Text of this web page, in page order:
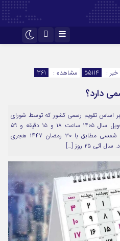
:
55114 مشاهده : 361
بر اساس تقویم رسمی کشور که توسط شورای
فرهنگ عمومی منتشر می‌شود، زمان تحویل سال ۱۴۰۵ ساعت ۱۸ و ۱۵ دقیقه و ۵۹
ثانیه روز جمعه ۲۹ اسفند ۱۴۰۴ هجری شمسی مطابق با ۳۰ رمضان ۱۴۴۷ هجری